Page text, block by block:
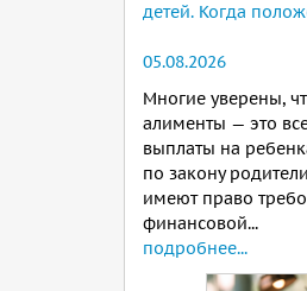
детей. Когда
05.08.2026
Многие уверены,
алименты — это
выплаты на
по закону
имеют право
финансовой...
подробнее...